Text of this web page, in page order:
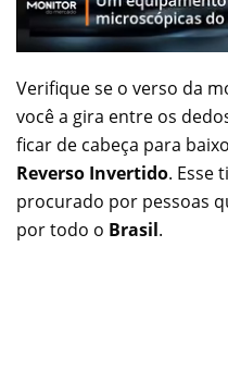
Verifique se o verso da
você a gira entre os
ficar de cabeça para
Reverso Invertido. Esse
procurado por pessoas
por todo o Brasil.